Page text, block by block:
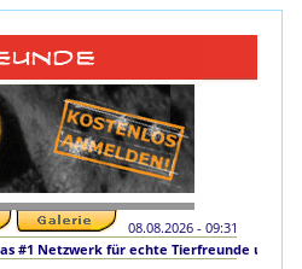
08.08.2026 - 09:31
#1 Netzwerk für echte Tierfreunde und